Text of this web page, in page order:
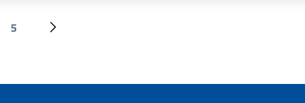
Page
5
Pagina successiva